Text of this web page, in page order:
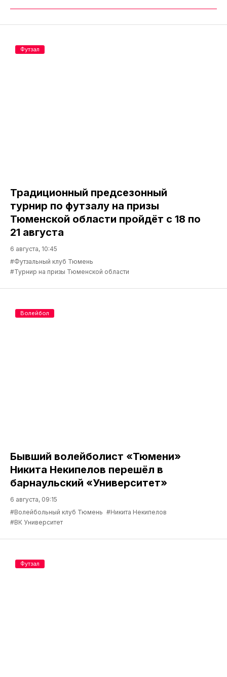
Традиционный предсезонный
турнир по футзалу на призы
Тюменской области пройдёт с 18 по
21 августа
6 августа, 10:45
#Футзальный клуб Тюмень
#Турнир на призы Тюменской области
Футзал
Бывший волейболист «Тюмени»
Никита Некипелов перешёл в
барнаульский «Университет»
6 августа, 09:15
#Волейбольный клуб Тюмень #Никита Некипелов
#ВК Университет
Волейбол
Футзал